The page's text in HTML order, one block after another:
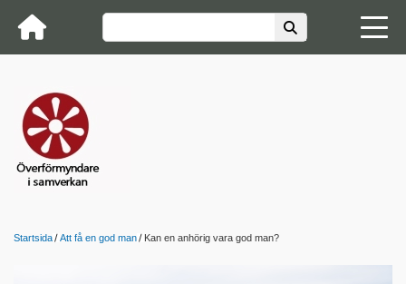
Startsida Att få en god man Kan en anhörig vara god man?